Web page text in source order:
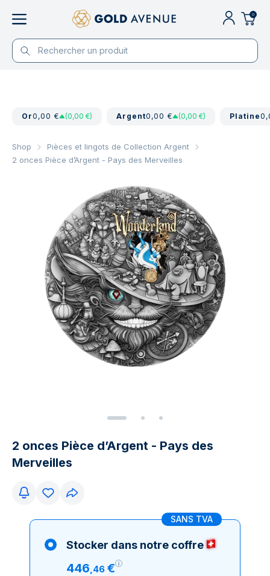
0
Or0,00 € (0,00 €) Argent0,00 € (0,00 €) Platine
Shop
Pièces et lingots de Collection Argent
2 onces Pièce d’Argent - Pays des Merveilles
2 onces Pièce d’Argent - Pays des
Merveilles
SANS TVA
Stocker dans notre coffre
446,46 €